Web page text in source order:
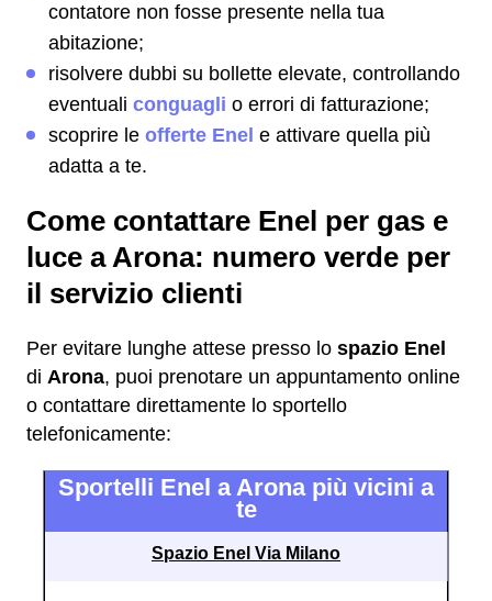
contatore non fosse presente nella tua
abitazione;
risolvere dubbi su bollette elevate, controllando
eventuali conguagli o errori di fatturazione;
scoprire le offerte Enel e attivare quella più
adatta a te.
Come contattare Enel per gas e
luce a Arona: numero verde per
il servizio clienti
Per evitare lunghe attese presso lo spazio Enel
di Arona, puoi prenotare un appuntamento online
o contattare direttamente lo sportello
telefonicamente:
Sportelli Enel a Arona più vicini a
te
Spazio Enel Via Milano